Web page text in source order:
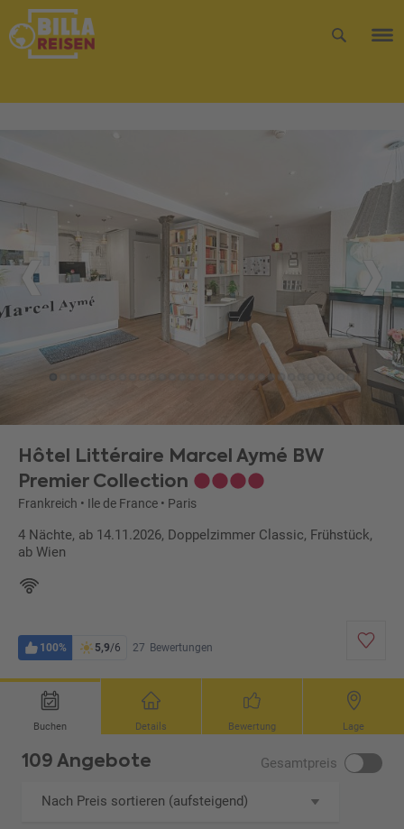
Hôtel Littéraire Marcel Aymé BW
Premier Collection
Frankreich • Ile de France • Paris
4 Nächte, ab 14.11.2026, Doppelzimmer Classic, Frühstück,
ab Wien
100% 5,9/6 27 Bewertungen
Buchen Details Bewertung Lage
109 Angebote Gesamtpreis
Nach Preis sortieren (aufsteigend)